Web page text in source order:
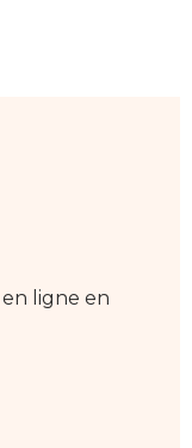
ligne en